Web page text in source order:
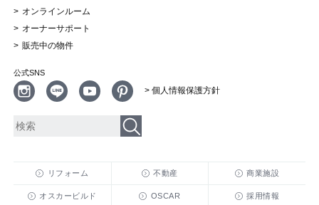
オンラインルーム
オーナーサポート
販売中の物件
公式SNS
> 個人情報保護方針
リフォーム 不動産 商業施設
オスカービルド OSCAR 採用情報